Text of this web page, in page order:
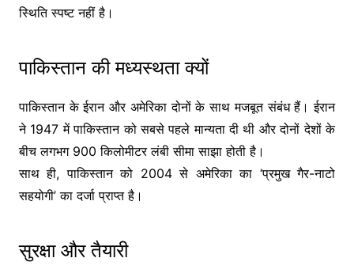
स्थिति स्पष्ट नहीं है।
पाकिस्तान की मध्यस्थता क्यों
पाकिस्तान के ईरान और अमेरिका दोनों के साथ मजबूत संबंध हैं। ईरान
ने 1947 में पाकिस्तान को सबसे पहले मान्यता दी थी और दोनों देशों के
बीच लगभग 900 किलोमीटर लंबी सीमा साझा होती है।
साथ ही, पाकिस्तान को 2004 से अमेरिका का ‘प्रमुख गैर-नाटो
सहयोगी’ का दर्जा प्राप्त है।
सुरक्षा और तैयारी